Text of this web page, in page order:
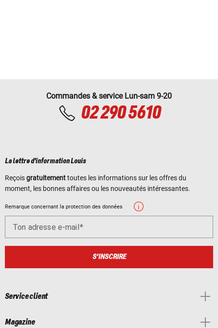
Commandes & service Lun-sam 9-20
02 290 5610
La lettre d'information Louis
Reçoisgratuitementtoutes les informations sur les offres du
moment, les bonnes affaires ou les nouveautés intéressantes.
Remarque concernant la protection des données
Ton adresse e-mail
S'INSCRIRE
Service client
Magazine